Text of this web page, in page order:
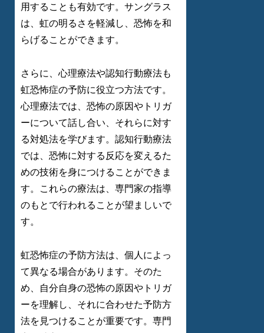
用することも有効です。サングラス
は、虹の明るさを軽減し、恐怖を和
らげることができます。
さらに、心理療法や認知行動療法も
虹恐怖症の予防に役立つ方法です。
心理療法では、恐怖の原因やトリガ
ーについて話し合い、それらに対す
る対処法を学びます。認知行動療法
では、恐怖に対する反応を変えるた
めの技術を身につけることができま
す。これらの療法は、専門家の指導
のもとで行われることが望ましいで
す。
虹恐怖症の予防方法は、個人によっ
て異なる場合があります。そのた
め、自分自身の恐怖の原因やトリガ
ーを理解し、それに合わせた予防方
法を見つけることが重要です。専門